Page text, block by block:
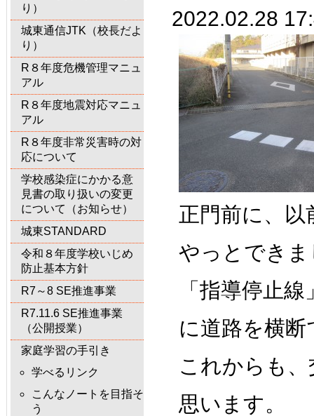
り）
城東通信JTK（校長だよ
り）
R８年度危機管理マニュ
アル
R８年度地震対応マニュ
アル
R８年度非常災害時の対
応について
学校感染症にかかる意
見書の取り扱いの変更
について（お知らせ）
城東STANDARD
令和８年度学校いじめ
防止基本方針
R7～8 SE推進事業
R7.11.6 SE推進事業
（公開授業）
家庭学習の手引き
学べるリンク
こんなノートを目指そ
う
2022.02.28
正門前に、以
やっとでき
「指導停止
に道路を横
これからも
思います。